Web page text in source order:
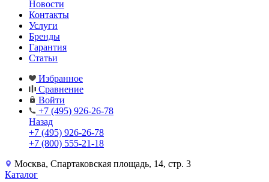
Новости
Контакты
Услуги
Бренды
Гарантия
Статьи
Избранное
Сравнение
Войти
+7 (495) 926-26-78
Назад
+7 (495) 926-26-78
+7 (800) 555-21-18
Москва, Спартаковская площадь, 14, стр. 3
Каталог